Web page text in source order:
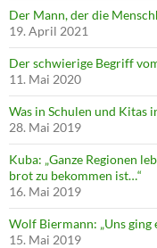
Der Mann, der die
19. April 2021
Der schwierige Begriff
11. Mai 2020
Was in Schulen und Kitas
28. Mai 2019
Kuba: „Ganze Regionen
brot zu bekommen ist…“
16. Mai 2019
Wolf Biermann: „Uns ging
15. Mai 2019